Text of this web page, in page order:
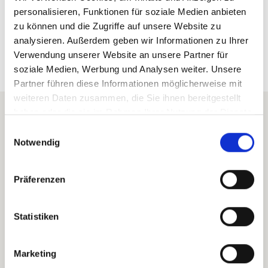
personalisieren, Funktionen für soziale Medien anbieten
zu können und die Zugriffe auf unsere Website zu
analysieren. Außerdem geben wir Informationen zu Ihrer
Verwendung unserer Website an unsere Partner für
soziale Medien, Werbung und Analysen weiter. Unsere
Partner führen diese Informationen möglicherweise mit
weiteren Daten zusammen, die Sie ihnen bereitgestellt
haben oder die sie im Rahmen Ihrer Nutzung der Dienste
Notwendig
Präferenzen
Statistiken
Marketing
Embouts auriculaires
ForgTin® pour le traitement et
la thérapie des acouphènes.